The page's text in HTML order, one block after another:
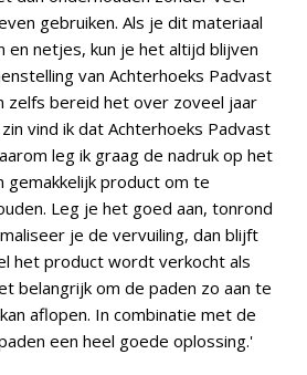
gebruiken. Als je dit materiaal
en netjes, kun je het altijd blijven
van Achterhoeks Padvast
zelfs bereid het over zoveel jaar
vind ik dat Achterhoeks Padvast
leg ik graag de nadruk op het
gemakkelijk product om te
Leg je het goed aan, tonrond
je de vervuiling, dan blijft
het product wordt verkocht als
belangrijk om de paden zo aan te
aflopen. In combinatie met de
een heel goede oplossing.'